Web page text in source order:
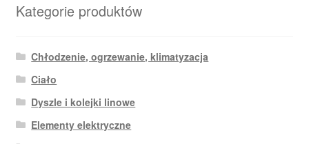
Kategorie produktów
Chłodzenie, ogrzewanie, klimatyzacja
Ciało
Dyszle i kolejki linowe
Elementy elektryczne